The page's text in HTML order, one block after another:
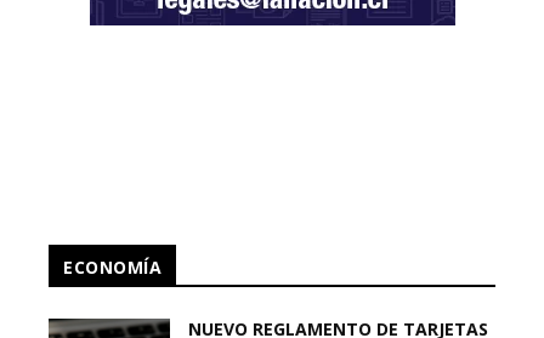
ECONOMÍA
NUEVO REGLAMENTO DE TARJETAS